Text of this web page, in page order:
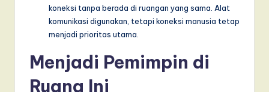
koneksi tanpa berada di ruangan yang sama. Alat
komunikasi digunakan, tetapi koneksi manusia tetap
menjadi prioritas utama.
Menjadi Pemimpin di
Ruang Ini